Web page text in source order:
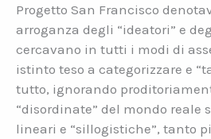
Progetto San Francisco
arroganza degli “ideatori” e
cercavano in tutti i modi di
istinto teso a categorizzare e
tutto, ignorando
“disordinate” del mondo reale
lineari e “sillogistiche”, tanto